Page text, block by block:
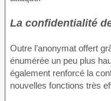
La confidentialité
Outre l’anonymat offert
énumérée un peu plus
également renforcé la
nouvelles fonctions très